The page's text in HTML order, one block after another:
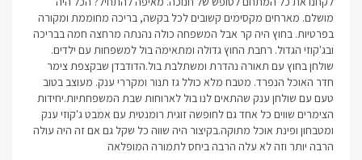
מושלם. מארחים מקסימים קשובים לכל בקשה, בריכה מחוממת ומקורה
בפרטיות. בחוץ היה קר אבל המשפחה כולה נהנתה מרחצה חמה בבריכה
ובג'קוזי הגדול. רחבת החוץ גדולה ומתאימה בול למשפחות עם ילדים.
שולחן בחוץ עם תאורה נהדרת ומשתלבת בול.הדודבדן שבקצפת צימר
חדר האוכל הנפרד. מטבח מלא כולל גז תנור ומקררי ענק. מעוצב בטוב
טעם עם שולחן ענק שהתאים לנו בול לארוחות שבת המשפחתיות.יחידות
הצימרים שווים כל אחד גם לחופשה זוגית רומנטית עם אמבט ג'קוזי ענק
ומטבחון ופינת אוכל מתוקה.בקיצור היה שווה כל שקל גם אם זה היה עולה
הרבה יותר וזה לא עלה הרבה ביחס לתמורה המופלאה